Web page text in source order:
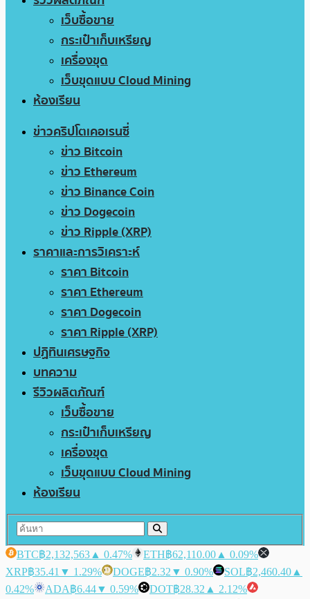
เว็บซื้อขาย
กระเป๋าเก็บเหรียญ
เครื่องขุด
เว็บขุดแบบ Cloud Mining
ห้องเรียน
ข่าวคริปโตเคอเรนซี่
ข่าว Bitcoin
ข่าว Ethereum
ข่าว Binance Coin
ข่าว Dogecoin
ข่าว Ripple (XRP)
ราคาและการวิเคราะห์
ราคา Bitcoin
ราคา Ethereum
ราคา Dogecoin
ราคา Ripple (XRP)
ปฏิทินเศรษฐกิจ
บทความ
รีวิวผลิตภัณฑ์
เว็บซื้อขาย
กระเป๋าเก็บเหรียญ
เครื่องขุด
เว็บขุดแบบ Cloud Mining
ห้องเรียน
BTC฿2,132,563 ▲ 0.47% ETH฿62,110.00 ▲ 0.09%
XRP฿35.41 ▼ 1.29% DOGE฿2.32 ▼ 0.90% SOL฿2,460.40 ▲
0.42%
ADA฿6.44▼ 0.59% DOT฿28.32 ▲ 2.12%